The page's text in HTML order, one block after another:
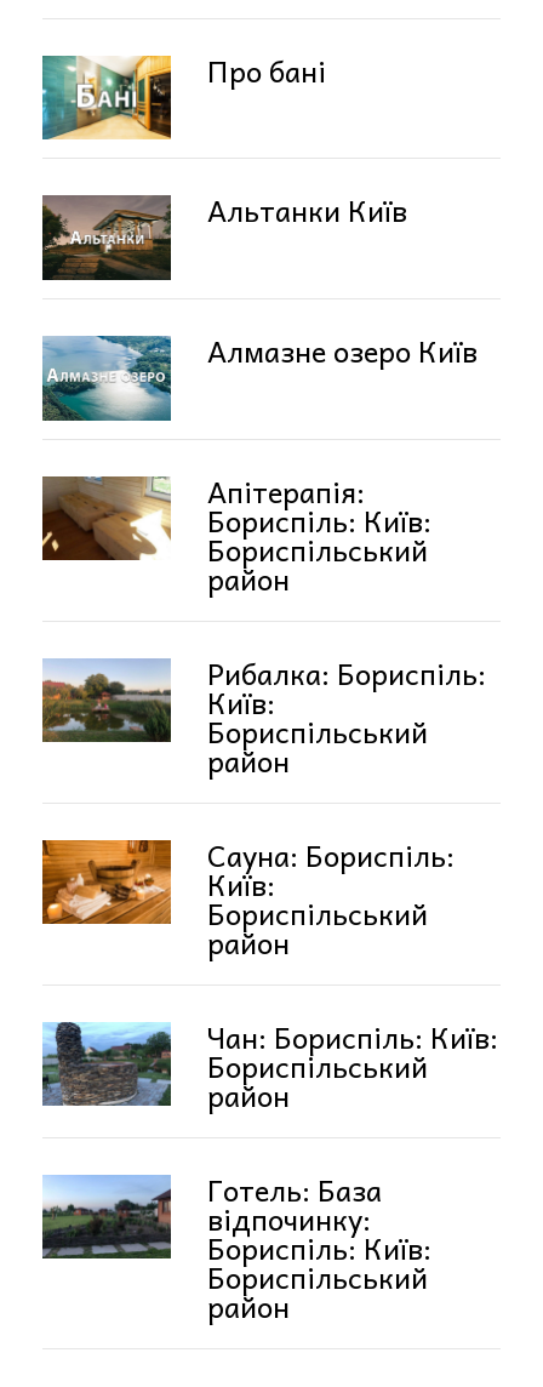
Про бані
Альтанки Київ
Алмазне озеро Київ
Апітерапія:
Бориспіль: Київ:
Бориспільський
район
Рибалка: Бориспіль:
Київ:
Бориспільський
район
Сауна: Бориспіль:
Київ:
Бориспільський
район
Чан: Бориспіль: Київ:
Бориспільський
район
Готель: База
відпочинку:
Бориспіль: Київ:
Бориспільський
район